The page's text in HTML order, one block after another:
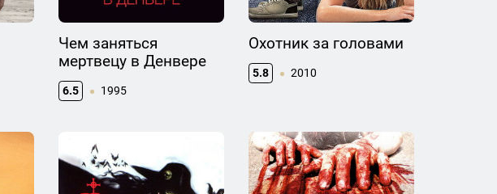
Чем заняться
мертвецу в Денвере
6.5 1995
Охотник за головами
5.8 2010